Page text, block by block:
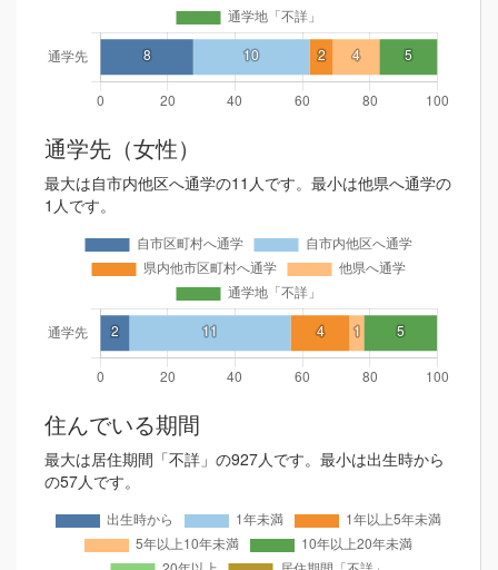
通学先（女性）
最大は自市内他区へ通学の11人です。最小は他県へ通学の
1人です。
住んでいる期間
最大は居住期間「不詳」の927人です。最小は出生時から
の57人です。